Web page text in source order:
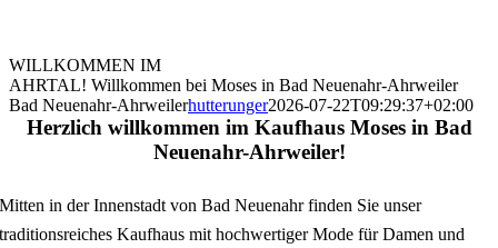
WILLKOMMEN IM
AHRTAL! Willkommen bei Moses in Bad Neuenahr-Ahrweiler
Bad Neuenahr-Ahrweilerhutterunger2026-07-22T09:29:37+02:00
Herzlich willkommen im Kaufhaus Moses in Bad
Neuenahr-Ahrweiler!
Mitten in der Innenstadt von Bad Neuenahr finden Sie unser
traditionsreiches Kaufhaus mit hochwertiger Mode für Damen und